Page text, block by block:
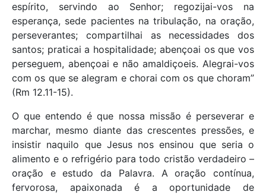
espírito, servindo ao Senhor; regozijai-vos na
esperança, sede pacientes na tribulação, na oração,
perseverantes; compartilhai as necessidades dos
santos; praticai a hospitalidade; abençoai os que vos
perseguem, abençoai e não amaldiçoeis. Alegrai-vos
com os que se alegram e chorai com os que choram”
(Rm 12.11-15).
O que entendo é que nossa missão é perseverar e
marchar, mesmo diante das crescentes pressões, e
insistir naquilo que Jesus nos ensinou que seria o
alimento e o refrigério para todo cristão verdadeiro –
oração e estudo da Palavra. A oração contínua,
fervorosa, apaixonada é a oportunidade de